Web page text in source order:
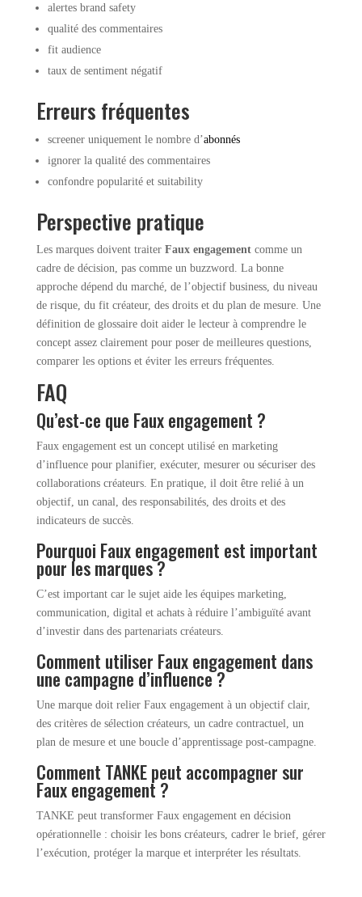
alertes brand safety
qualité des commentaires
fit audience
taux de sentiment négatif
Erreurs fréquentes
screener uniquement le nombre d’abonnés
ignorer la qualité des commentaires
confondre popularité et suitability
Perspective pratique
Les marques doivent traiter Faux engagementcomme un
cadre de décision, pas comme un buzzword. La bonne
approche dépend du marché, de l’objectif business, du niveau
de risque, du fit créateur, des droits et du plan de mesure. Une
définition de glossaire doit aider le lecteur à comprendre le
concept assez clairement pour poser de meilleures questions,
comparer les options et éviter les erreurs fréquentes.
FAQ
Qu’est-ce que Faux engagement ?
Faux engagement est un concept utilisé en marketing
d’influence pour planifier, exécuter, mesurer ou sécuriser des
collaborations créateurs. En pratique, il doit être relié à un
objectif, un canal, des responsabilités, des droits et des
indicateurs de succès.
Pourquoi Faux engagement est important
pour les marques ?
C’est important car le sujet aide les équipes marketing,
communication, digital et achats à réduire l’ambiguïté avant
d’investir dans des partenariats créateurs.
Comment utiliser Faux engagement dans
une campagne d’influence ?
Une marque doit relier Faux engagement à un objectif clair,
des critères de sélection créateurs, un cadre contractuel, un
plan de mesure et une boucle d’apprentissage post-campagne.
Comment TANKE peut accompagner sur
Faux engagement ?
TANKE peut transformer Faux engagement en décision
opérationnelle : choisir les bons créateurs, cadrer le brief, gérer
l’exécution, protéger la marque et interpréter les résultats.